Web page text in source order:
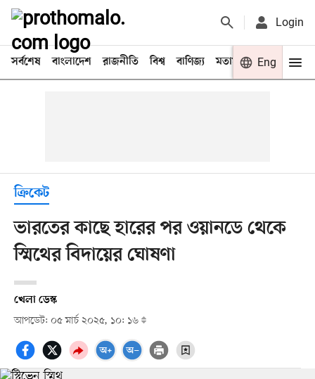
Login
সর্বশেষ বাংলাদেশ রাজনীতি বিশ্ব বাণিজ্য মতামত খেলা
Eng
ক্রিকেট
ভারতের কাছে হারের পর ওয়ানডে থেকে
স্মিথের বিদায়ের ঘোষণা
খেলা ডেস্ক
আপডেট: ০৫ মার্চ ২০২৫, ১০: ১৬